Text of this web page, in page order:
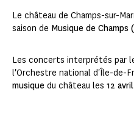
Le château de Champs-sur-
saison de Musique de Champs
Les concerts interprétés par
l'Orchestre national d'Île-de-
musique du château les 12